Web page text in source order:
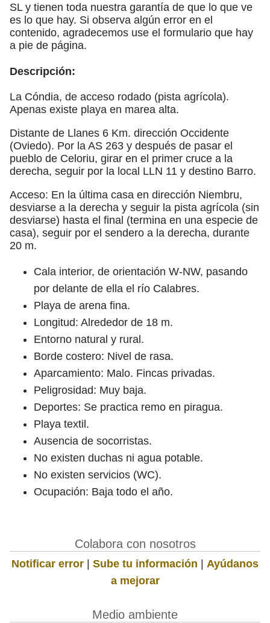
SL y tienen toda nuestra garantía de que lo que ve
es lo que hay. Si observa algún error en el
contenido, agradecemos use el formulario que hay
a pie de página.
Descripción:
La Cóndia, de acceso rodado (pista agrícola).
Apenas existe playa en marea alta.
Distante de Llanes 6 Km. dirección Occidente
(Oviedo). Por la AS 263 y después de pasar el
pueblo de Celoriu, girar en el primer cruce a la
derecha, seguir por la local LLN 11 y destino Barro.
Acceso: En la última casa en dirección Niembru,
desviarse a la derecha y seguir la pista agrícola (sin
desviarse) hasta el final (termina en una especie de
casa), seguir por el sendero a la derecha, durante
20 m.
Cala interior, de orientación W-NW, pasando
por delante de ella el río Calabres.
Playa de arena fina.
Longitud: Alrededor de 18 m.
Entorno natural y rural.
Borde costero: Nivel de rasa.
Aparcamiento: Malo. Fincas privadas.
Peligrosidad: Muy baja.
Deportes: Se practica remo en piragua.
Playa textil.
Ausencia de socorristas.
No existen duchas ni agua potable.
No existen servicios (WC).
Ocupación: Baja todo el año.
Colabora con nosotros
Notificar error | Sube tu información | Ayúdanos
a mejorar
Medio ambiente